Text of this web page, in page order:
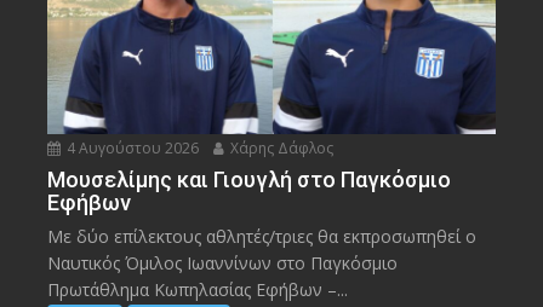
4 Αυγούστου 2026 Χάρης Δάφλος
Μουσελίμης και Γιουγλή στο Παγκόσμιο
Εφήβων
Mε δύο επίλεκτους αθλητές/τριες θα εκπροσωπηθεί ο
Ναυτικός Όμιλος Ιωαννίνων στο Παγκόσμιο
Πρωτάθλημα Κωπηλασίας Εφήβων –...